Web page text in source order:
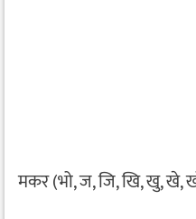
मकर (भो, ज, जि, खि, खु, खे,